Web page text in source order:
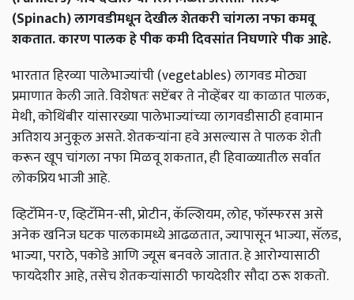
(Spinach) लागवडीमधून देखील शेतकरी चांगला नफा कमवू
शकतात. कारण पालक हे पीक कमी दिवसांत निघणारे पीक आहे.
भारतात हिरव्या पालेभाज्यांची (vegetables) लागवड मोठ्या
प्रमाणात केली जाते. विशेषतः सप्टेंबर ते नोव्हेंबर या काळात पालक,
मेथी, कोथिंबीर यांसारख्या पालेभाज्यांच्या लागवडीसाठी हवामान
अतिशय अनुकूल असते. शेतकर्‍यांना हवे असल्यास ते पालक शेती
करून खूप चांगला नफा मिळवू शकतात, ही हिवाळ्यातील सर्वात
लोकप्रिय भाजी आहे.
व्हिटॅमिन-ए, व्हिटॅमिन-सी, प्रोटीन, कॅल्शियम, लोह, फॉस्फरस असे
अनेक खनिज घटक पालकामध्ये आढळतात, ज्यापासून भाज्या, सॅलड,
भाज्या, पराठे, पकोडे आणि ज्यूस बनवले जातात. हे आरोग्यासाठी
फायदेशीर आहे, तसेच शेतकऱ्यांसाठी फायदेशीर सौदा ठरू शकतो.